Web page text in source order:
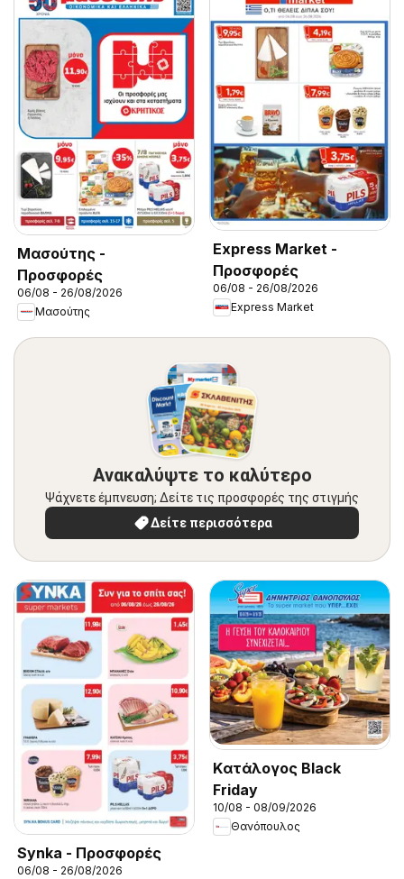
Μασούτης -
Προσφορές
06/08 - 26/08/2026
Μασούτης
Express Market -
Προσφορές
06/08 - 26/08/2026
Express Market
Ανακαλύψτε το καλύτερο
Ψάχνετε έμπνευση; Δείτε τις προσφορές της στιγμής
Δείτε περισσότερα
Synka - Προσφορές
06/08 - 26/08/2026
Kατάλογος Black
Friday
10/08 - 08/09/2026
Θανόπουλος